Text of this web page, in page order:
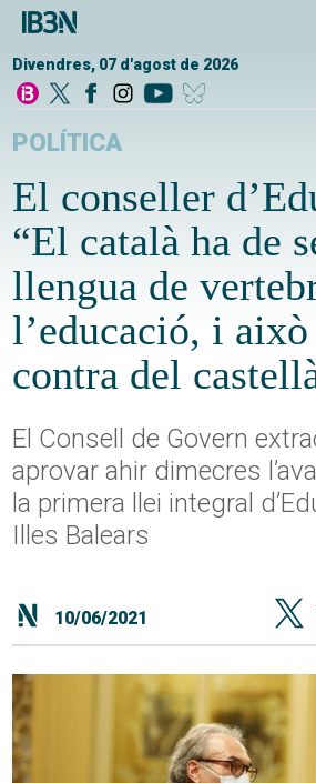
Divendres, 07 d'agost de 2026
POLÍTICA
El conseller
“El català ha de
llengua de
l’educació, i
contra del
El Consell de Govern
aprovar ahir dimecres
la primera llei integral
Illes Balears
10/06/2021